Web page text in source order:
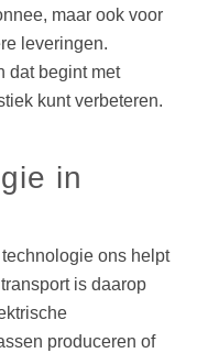
maar ook voor
leveringen.
dat begint met
kunt verbeteren.
in
ons helpt
is daarop
produceren of